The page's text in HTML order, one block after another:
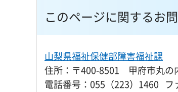
このページに関するお
山梨県福祉保健部障害福祉課
住所：〒400-8501 甲府市丸の
電話番号：055（223）1460 フ